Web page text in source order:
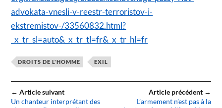
advokata-vnesli-v-reestr-terroristov-i-
ekstremistov-/33560832.html?
_x_tr_sl=auto&_x_tr_tl=fr&_x_tr_hl=fr
DROITS DE L'HOMME EXIL
← Article suivant
Un chanteur interprétant des
Article précédent →
L’armement n’est pas à la